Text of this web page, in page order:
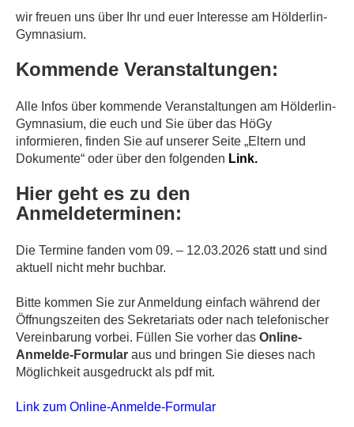
wir freuen uns über Ihr und euer Interesse am Hölderlin-
Gymnasium.
Kommende Veranstaltungen:
Alle Infos über kommende Veranstaltungen am Hölderlin-
Gymnasium, die euch und Sie über das HöGy
informieren, finden Sie auf unserer Seite „Eltern und
Dokumente“ oder über den folgenden Link.
Hier geht es zu den
Anmeldeterminen:
Die Termine fanden vom 09. – 12.03.2026 statt und sind
aktuell nicht mehr buchbar.
Bitte kommen Sie zur Anmeldung einfach während der
Öffnungszeiten des Sekretariats oder nach telefonischer
Vereinbarung vorbei. Füllen Sie vorher das Online-
Anmelde-Formular aus und bringen Sie dieses nach
Möglichkeit ausgedruckt als pdf mit.
Link zum Online-Anmelde-Formular